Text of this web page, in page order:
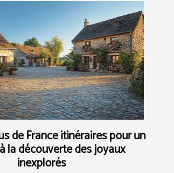
de France itinéraires pour un
la découverte des joyaux
inexplorés